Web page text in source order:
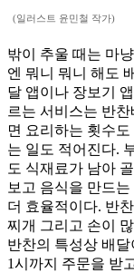
(일러스트 윤민철 작가)
밖이 추울 때는 마
엔 뭐니 뭐니 해도
달 앱이나 장보기
르는 서비스는 반
면 요리하는 횟수
는 일도 적어진다.
도 식재료가 남아
보고 음식을 만드
더 효율적이다. 반
찌개 그리고 손이
반찬의 특성상 배
1시까지 주문을 받